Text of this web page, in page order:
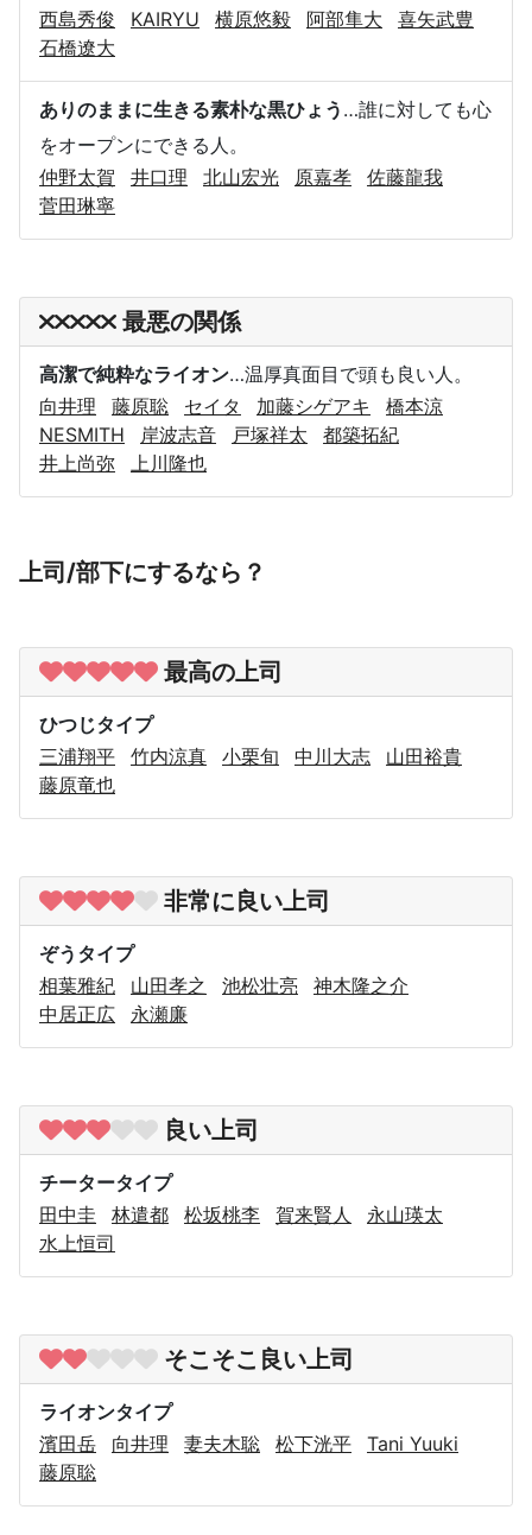
西島秀俊
KAIRYU 横原悠毅 阿部隼大
喜矢武豊
石橋遼大
ありのままに生きる素朴な黒ひょう …誰に対しても心
をオープンにできる人。
仲野太賀
井口理 北山宏光 原嘉孝
佐藤龍我
菅田琳寧
最悪の関係
高潔で純粋なライオン…温厚真面目で頭も良い人。
向井理
藤原聡 セイタ 加藤シゲアキ
橋本涼
NESMITH
岸波志音 戸塚祥太
都築拓紀
井上尚弥
上川隆也
上司/部下にするなら？
最高の上司
ひつじタイプ
三浦翔平
竹内涼真 小栗旬 中川大志
山田裕貴
藤原竜也
非常に良い上司
ぞうタイプ
相葉雅紀
山田孝之 池松壮亮
神木隆之介
中居正広
永瀬廉
良い上司
チータータイプ
田中圭
林遣都 松坂桃李 賀来賢人
永山瑛太
水上恒司
そこそこ良い上司
ライオンタイプ
濱田岳
向井理 妻夫木聡 松下洸平
Tani Yuuki
藤原聡